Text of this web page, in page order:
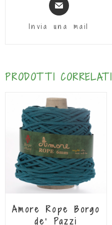
Invia una mail
PRODOTTI CORRELATI
Amore Rope Borgo
de’ Pazzi